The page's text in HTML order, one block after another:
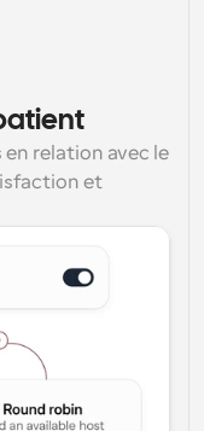
relation avec le
et